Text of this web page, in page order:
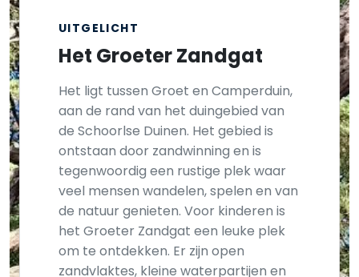
UITGELICHT
Het Groeter Zandgat
Het ligt tussen Groet en Camperduin,
aan de rand van het duingebied van
de Schoorlse Duinen. Het gebied is
ontstaan door zandwinning en is
tegenwoordig een rustige plek waar
veel mensen wandelen, spelen en van
de natuur genieten. Voor kinderen is
het Groeter Zandgat een leuke plek
om te ontdekken. Er zijn open
zandvlaktes, kleine waterpartijen en